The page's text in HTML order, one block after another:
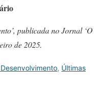
publicada no Jornal ‘O
de 2025.
, Últimas